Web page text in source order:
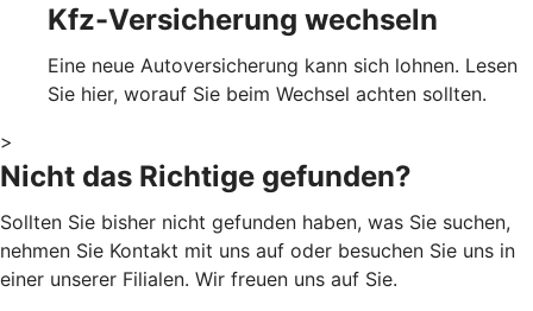
Kfz-Versicherung wechseln
Eine neue Autoversicherung kann sich lohnen. Lesen
Sie hier, worauf Sie beim Wechsel achten sollten.
>
Nicht das Richtige gefunden?
Sollten Sie bisher nicht gefunden haben, was Sie suchen,
nehmen Sie Kontakt mit uns auf oder besuchen Sie uns in
einer unserer Filialen. Wir freuen uns auf Sie.